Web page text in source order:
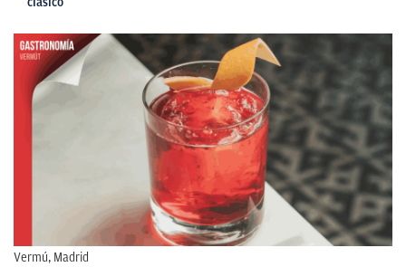
Vermú, Madrid